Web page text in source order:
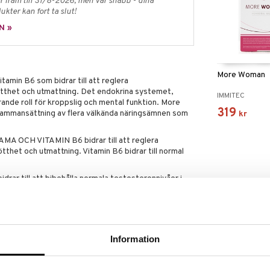
Information
kan fort ta slut!
»
B6 som bidrar till att reglera
och utmattning. Det endokrina systemet,
roll för kroppslig och mental funktion. More
av flera välkända näringsämnen som
OCH VITAMIN B6 bidrar till att reglera
och utmattning. Vitamin B6 bidrar till normal
till att bibehålla normala testosteronnivåer i
syntes och omsättning av steroidhormoner,
mental prestationsförmåga.
av fett, kolhydrater och protein samt att
More Woman
IMMITEC
319 kr